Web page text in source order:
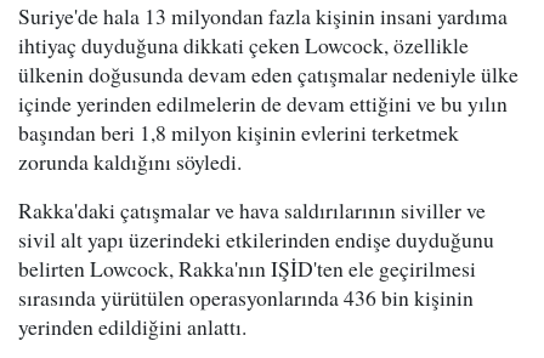
Suriye'de hala 13 milyondan fazla kişinin insani yardıma
ihtiyaç duyduğuna dikkati çeken Lowcock, özellikle
ülkenin doğusunda devam eden çatışmalar nedeniyle ülke
içinde yerinden edilmelerin de devam ettiğini ve bu yılın
başından beri 1,8 milyon kişinin evlerini terketmek
zorunda kaldığını söyledi.
Rakka'daki çatışmalar ve hava saldırılarının siviller ve
sivil alt yapı üzerindeki etkilerinden endişe duyduğunu
belirten Lowcock, Rakka'nın IŞİD'ten ele geçirilmesi
sırasında yürütülen operasyonlarında 436 bin kişinin
yerinden edildiğini anlattı.